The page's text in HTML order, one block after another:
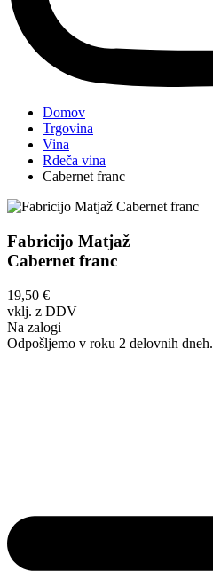
Domov
Trgovina
Vina
Rdeča vina
Cabernet franc
Fabricijo Matjaž
Cabernet franc
19,50 €
vklj. z DDV
Na zalogi
Odpošljemo v roku 2 delovnih dneh.